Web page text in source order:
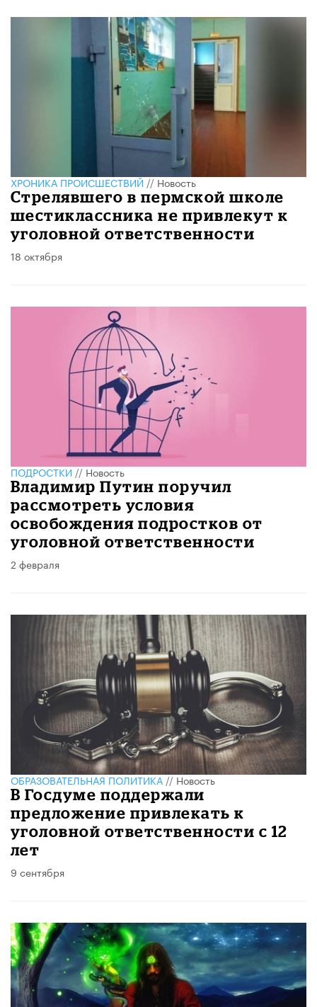
ХРОНИКА ПРОИСШЕСТВИЙ//Новость
Стрелявшего в пермской школе
шестиклассника не привлекут к
уголовной ответственности
18 октября
ПОДРОСТКИ//Новость
Владимир Путин поручил
рассмотреть условия
освобождения подростков от
уголовной ответственности
2 февраля
ОБРАЗОВАТЕЛЬНАЯ ПОЛИТИКА//Новость
В Госдуме поддержали
предложение привлекать к
уголовной ответственности с 12
лет
9 сентября